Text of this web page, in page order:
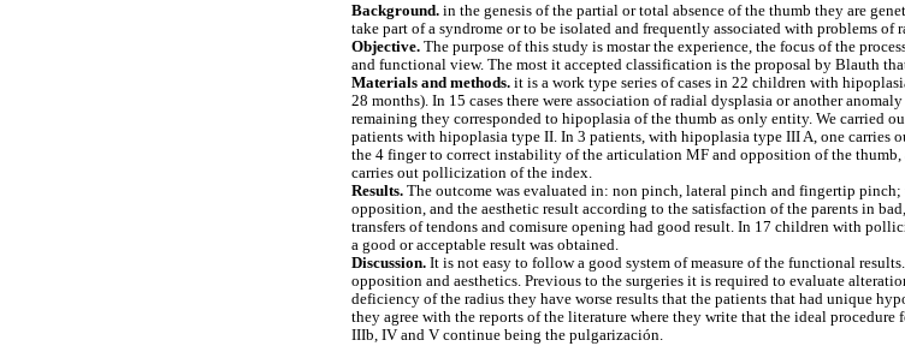
Background. in the genesis of the partial or total absence of the thumb they are
take part of a syndrome or to be isolated and frequently associated with problems
Objective. The purpose of this study is mostar the experience, the focus of the
and functional view. The most it accepted classification is the proposal by Blauth
Materials and methods. it is a work type series of cases in 22 children with
28 months). In 15 cases there were association of radial dysplasia or another
remaining they corresponded to hipoplasia of the thumb as only entity. We carried
patients with hipoplasia type II. In 3 patients, with hipoplasia type III A, one carries
the 4 finger to correct instability of the articulation MF and opposition of the thumb,
carries out pollicization of the index.
Results. The outcome was evaluated in: non pinch, lateral pinch and fingertip
opposition, and the aesthetic result according to the satisfaction of the parents in
transfers of tendons and comisure opening had good result. In 17 children with
a good or acceptable result was obtained.
Discussion. It is not easy to follow a good system of measure of the functional
opposition and aesthetics. Previous to the surgeries it is required to evaluate
deficiency of the radius they have worse results that the patients that had unique
they agree with the reports of the literature where they write that the ideal
IIIb, IV and V continue being the pulgarización.